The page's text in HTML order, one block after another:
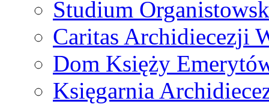
Studium
Caritas Archidiecezji
Dom Księży
Księgarnia